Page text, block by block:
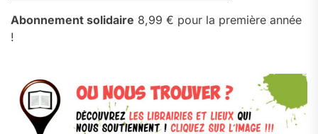
Abonnement solidaire 8,99 € pour la première année
!